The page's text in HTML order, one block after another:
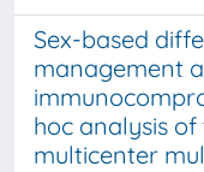
Sex-based
management
hoc analysis
multicenter